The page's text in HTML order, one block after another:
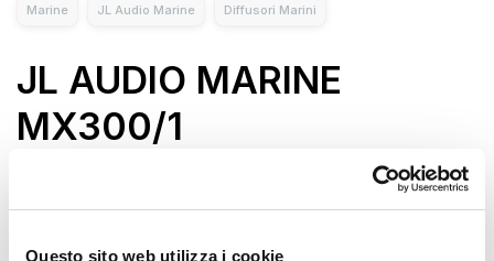
Questo sito web utilizza i cookie
Marine JL Audio Marine Diffusori Marini
JL AUDIO MARINE
MX300/1
La linea di prodotti Marine Audio Amplifiers MX di Jl Audio è
stata progettata per offrire prestazioni audio di alta qualità in
ambienti marini impegnativi. Questi amplificatori sono costruiti